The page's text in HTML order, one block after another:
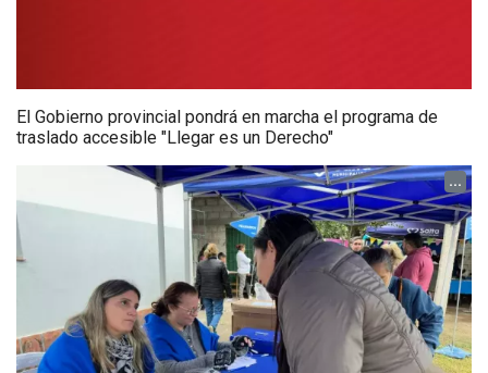
El Gobierno provincial pondrá en marcha el programa de
traslado accesible "Llegar es un Derecho"
...